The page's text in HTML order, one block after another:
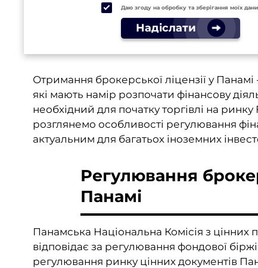
Даю згоду на обробку та зберігання моїх
Надіслати
Отримання брокерської ліцензії у
які мають намір розпочати фінансову
необхідний для початку торгівлі на
розглянемо особливості регулювання
актуальним для багатьох іноземних
Регулювання
Панамі
Панамська Національна Комісія з
відповідає за регулювання фондової
регулювання ринку цінних документів